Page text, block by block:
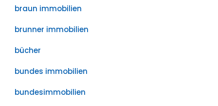
braun immobilien
brunner immobilien
bücher
bundes immobilien
bundesimmobilien